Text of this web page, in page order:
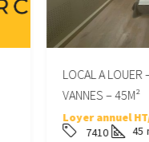
LOCAL A LOUER – CENTRE
VANNES – 45M²
Loyer annuel HT/HC10 200€
45 m²